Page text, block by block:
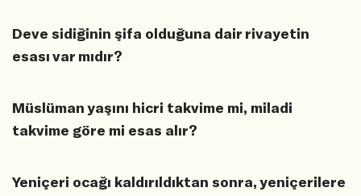
Deve sidiğinin şifa olduğuna dair rivayetin
esası var mıdır?
Müslüman yaşını hicri takvime mi, miladi
takvime göre mi esas alır?
Yeniçeri ocağı kaldırıldıktan sonra, yeniçerilere